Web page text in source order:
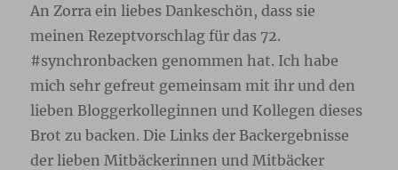
An Zorra ein liebes Dankeschön, dass sie
meinen Rezeptvorschlag für das 72.
#synchronbacken genommen hat. Ich habe
mich sehr gefreut gemeinsam mit ihr und den
lieben Bloggerkolleginnen und Kollegen dieses
Brot zu backen. Die Links der Backergebnisse
der lieben Mitbäckerinnen und Mitbäcker